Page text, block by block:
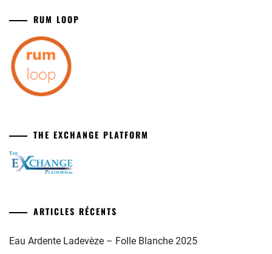
RUM LOOP
THE EXCHANGE PLATFORM
ARTICLES RÉCENTS
Eau Ardente Ladevèze – Folle Blanche 2025